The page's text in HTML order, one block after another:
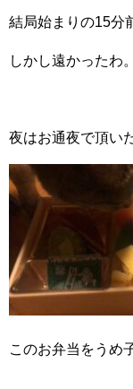
結局始まりの15分
しかし遠かったわ
夜はお通夜で頂い
このお弁当をうめ